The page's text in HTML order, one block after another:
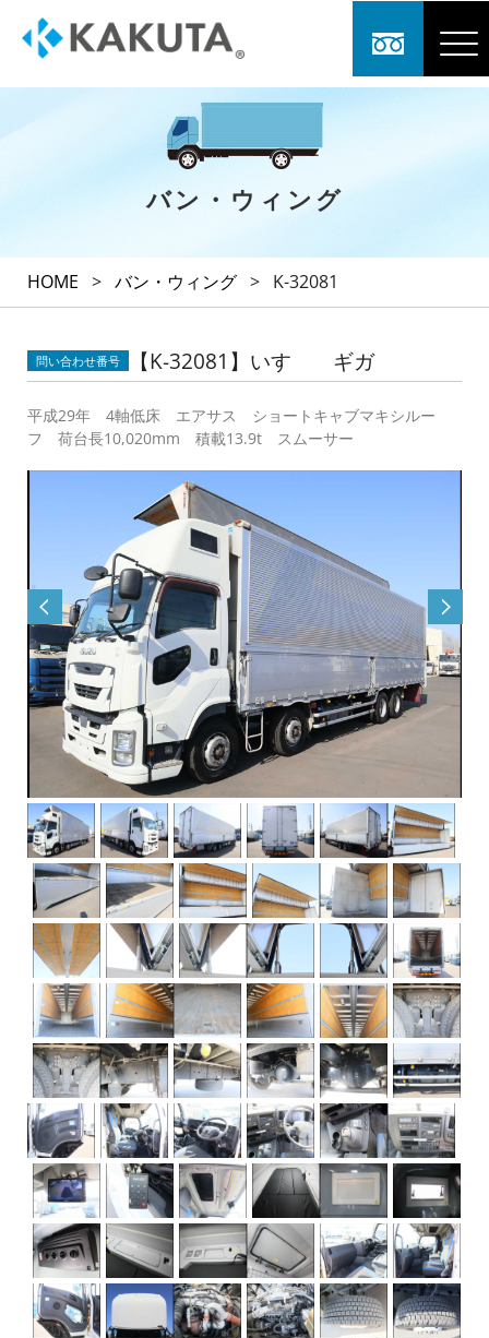
バン・ウィング
HOME > バン・ウィング > K-32081
問い合わせ番号 【K-32081】いすゞ ギガ
平成29年 4軸低床 エアサス ショートキャブマキシルー
フ 荷台長10,020mm 積載13.9t スムーサー